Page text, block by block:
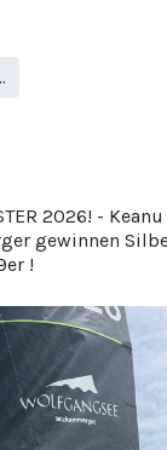
2026! -
gewinnen
!